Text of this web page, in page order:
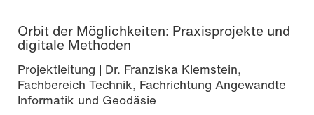
Orbit der Möglichkeiten: Praxisprojekte und
digitale Methoden
Projektleitung | Dr. Franziska Klemstein,
Fachbereich Technik, Fachrichtung Angewandte
Informatik und Geodäsie